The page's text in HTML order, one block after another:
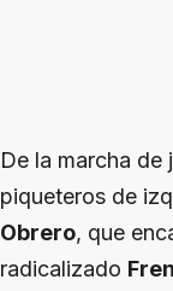
De la marcha
piqueteros de
Obrero, que
radicalizado